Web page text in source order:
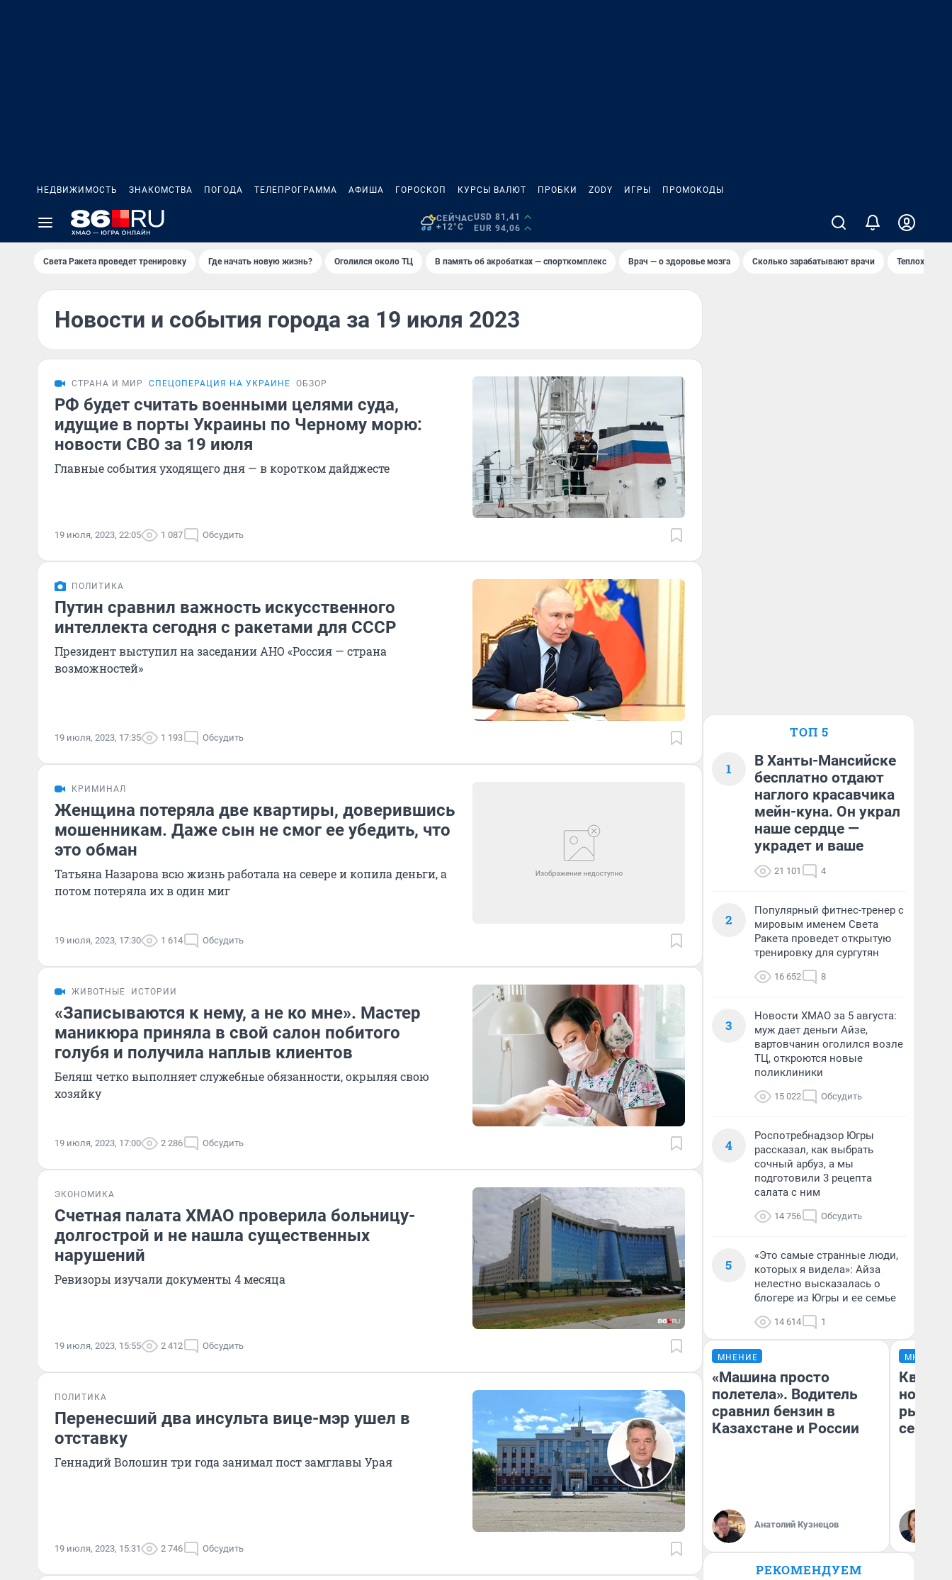
НЕДВИЖИМОСТЬ ЗНАКОМСТВА ПОГОДА ТЕЛЕПРОГРАММА АФИША ГОРОСКОП КУРСЫ ВАЛЮТ ПРОБКИ ZODY ИГРЫ ПРОМОКОДЫ
СЕЙЧАС
+12°C
USD 81,41
EUR 94,06
Света Ракета проведет тренировку Где начать новую жизнь? Оголился около ТЦ В память об акробатках — спорткомплекс Врач — о здоровье мозга Сколько зарабатывают врачи Теплоход
Новости и события города за 19 июля 2023
СТРАНА И МИР СПЕЦОПЕРАЦИЯ НА УКРАИНЕ ОБЗОР
РФ будет считать военными целями суда,
идущие в порты Украины по Черному морю:
новости СВО за 19 июля
Главные события уходящего дня — в коротком дайджесте
19 июля, 2023, 22:05 1 087 Обсудить
ПОЛИТИКА
Путин сравнил важность искусственного
интеллекта сегодня с ракетами для СССР
Президент выступил на заседании АНО «Россия — страна
возможностей»
19 июля, 2023, 17:35 1 193 Обсудить
КРИМИНАЛ
Женщина потеряла две квартиры, доверившись
мошенникам. Даже сын не смог ее убедить, что
это обман
Татьяна Назарова всю жизнь работала на севере и копила деньги, а
потом потеряла их в один миг
19 июля, 2023, 17:30 1 614 Обсудить
ЖИВОТНЫЕ ИСТОРИИ
«Записываются к нему, а не ко мне». Мастер
маникюра приняла в свой салон побитого
голубя и получила наплыв клиентов
Беляш четко выполняет служебные обязанности, окрыляя свою
хозяйку
19 июля, 2023, 17:00 2 286 Обсудить
ЭКОНОМИКА
Счетная палата ХМАО проверила больницу-
долгострой и не нашла существенных
нарушений
Ревизоры изучали документы 4 месяца
19 июля, 2023, 15:55 2 412 Обсудить
ПОЛИТИКА
Перенесший два инсульта вице-мэр ушел в
отставку
Геннадий Волошин три года занимал пост замглавы Урая
19 июля, 2023, 15:31 2 746 Обсудить
ТОП 5
1
В Ханты-Мансийске
бесплатно отдают
наглого красавчика
мейн-куна. Он украл
наше сердце —
украдет и ваше
21 101 4
2
Популярный фитнес-тренер с
мировым именем Света
Ракета проведет открытую
тренировку для сургутян
16 652 8
3
Новости ХМАО за 5 августа:
муж дает деньги Айзе,
вартовчанин оголился возле
ТЦ, откроются новые
поликлиники
15 022 Обсудить
4
Роспотребнадзор Югры
рассказал, как выбрать
сочный арбуз, а мы
подготовили 3 рецепта
салата с ним
14 756 Обсудить
5
«Это самые странные люди,
которых я видела»: Айза
нелестно высказалась о
блогере из Югры и ее семье
14 614 1
МНЕНИЕ
«Машина просто
полетела». Водитель
сравнил бензин в
Казахстане и России
Анатолий Кузнецов
МНЕНИЕ
но
рынок
РЕКОМЕНДУЕМ